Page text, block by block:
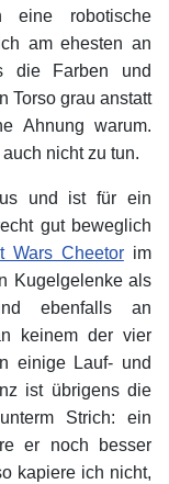
eine robotische
am ehesten an
die Farben und
Torso grau anstatt
Ahnung warum.
nicht zu tun.
und ist für ein
gut beweglich
Wars Cheetorim
Kugelgelenke als
ebenfalls an
keinem der vier
einige Lauf- und
ist übrigens die
Strich: ein
er noch besser
kapiere ich nicht,